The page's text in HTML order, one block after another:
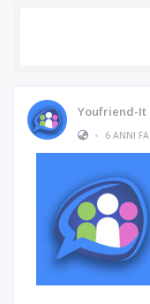
Youfriend-It
• 6 ANNI FA